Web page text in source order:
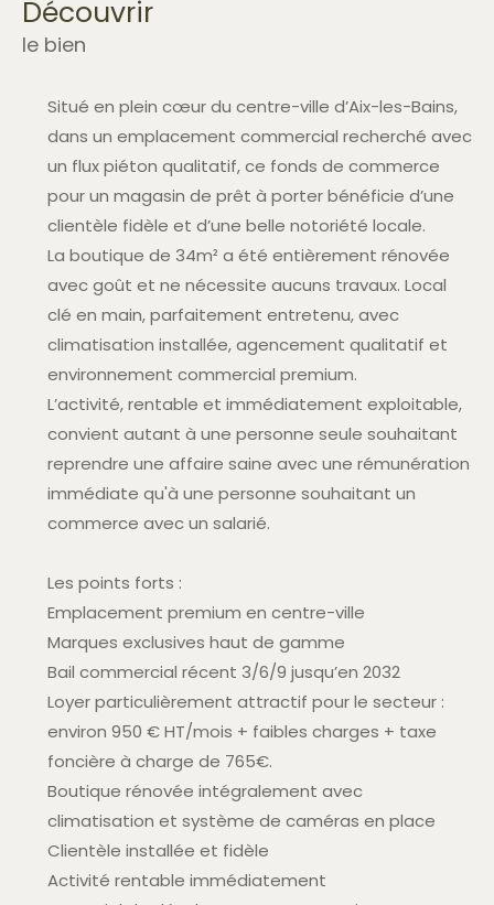
découvrir
le bien
Situé en plein cœur du centre-ville d’Aix-les-Bains,
dans un emplacement commercial recherché avec
un flux piéton qualitatif, ce fonds de commerce
pour un magasin de prêt à porter bénéficie d’une
clientèle fidèle et d’une belle notoriété locale.
La boutique de 34m² a été entièrement rénovée
avec goût et ne nécessite aucuns travaux. Local
clé en main, parfaitement entretenu, avec
climatisation installée, agencement qualitatif et
environnement commercial premium.
L’activité, rentable et immédiatement exploitable,
convient autant à une personne seule souhaitant
reprendre une affaire saine avec une rémunération
immédiate qu'à une personne souhaitant un
commerce avec un salarié.
Les points forts :
Emplacement premium en centre-ville
Marques exclusives haut de gamme
Bail commercial récent 3/6/9 jusqu’en 2032
Loyer particulièrement attractif pour le secteur :
environ 950 € HT/mois + faibles charges + taxe
foncière à charge de 765€.
Boutique rénovée intégralement avec
climatisation et système de caméras en place
Clientèle installée et fidèle
Activité rentable immédiatement